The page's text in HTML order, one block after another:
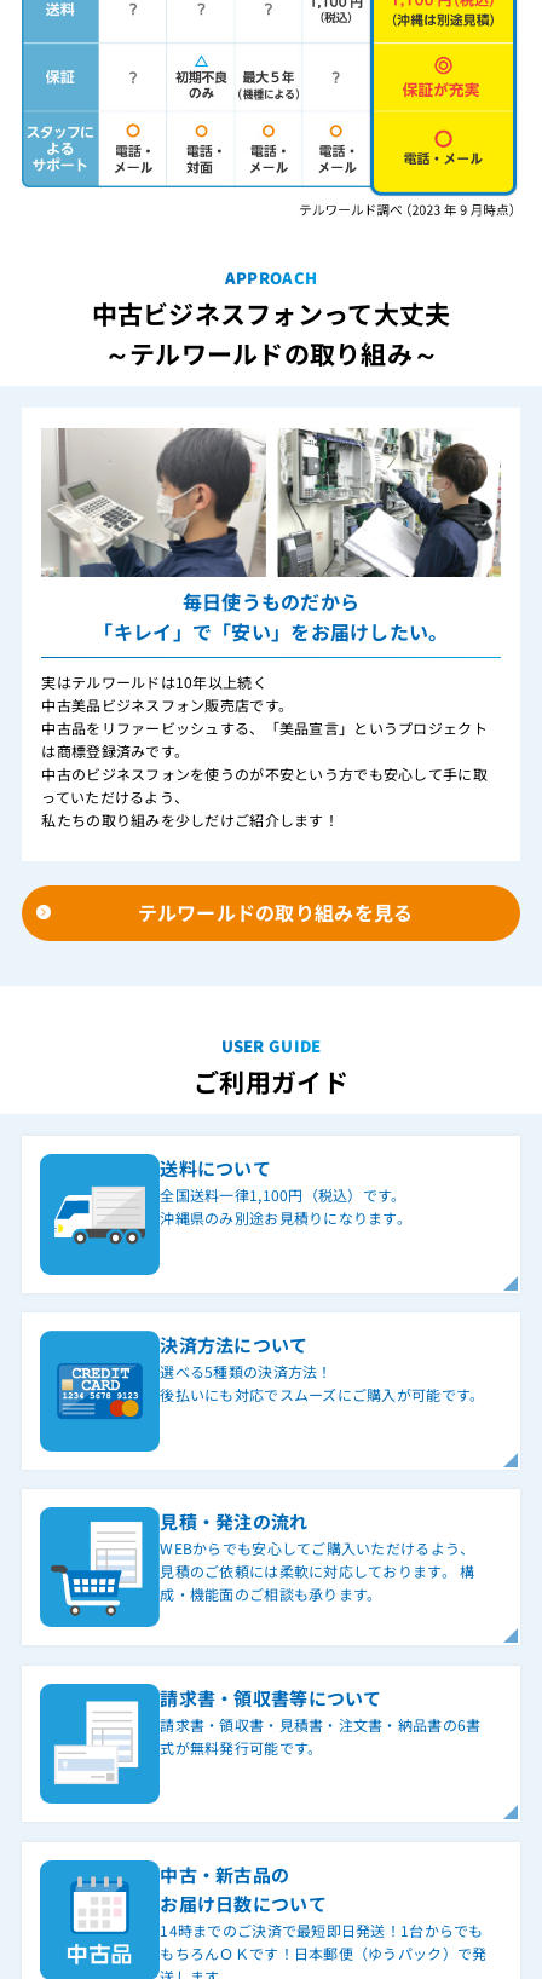
APPROACH
中古ビジネスフォンって大丈夫
～テルワールドの取り組み～
毎日使うものだから
「キレイ」で「安い」をお届けしたい。
実はテルワールドは10年以上続く
中古美品ビジネスフォン販売店です。
中古品をリファービッシュする、「美品宣言」というプロジェクト
は商標登録済みです。
中古のビジネスフォンを使うのが不安という方でも安心して手に取
っていただけるよう、
私たちの取り組みを少しだけご紹介します！
テルワールドの取り組みを見る
USER GUIDE
ご利用ガイド
送料について
全国送料一律1,100円（税込）です。
沖縄県のみ別途お見積りになります。
決済方法について
選べる5種類の決済方法！
後払いにも対応でスムーズにご購入が可能です。
見積・発注の流れ
WEBからでも安心してご購入いただけるよう、
見積のご依頼には柔軟に対応しております。 構
成・機能面のご相談も承ります。
請求書・領収書等について
請求書・領収書・見積書・注文書・納品書の6書
式が無料発行可能です。
中古・新古品の
お届け日数について
14時までのご決済で最短即日発送！1台からでも
もちろんＯＫです！日本郵便（ゆうパック）で発